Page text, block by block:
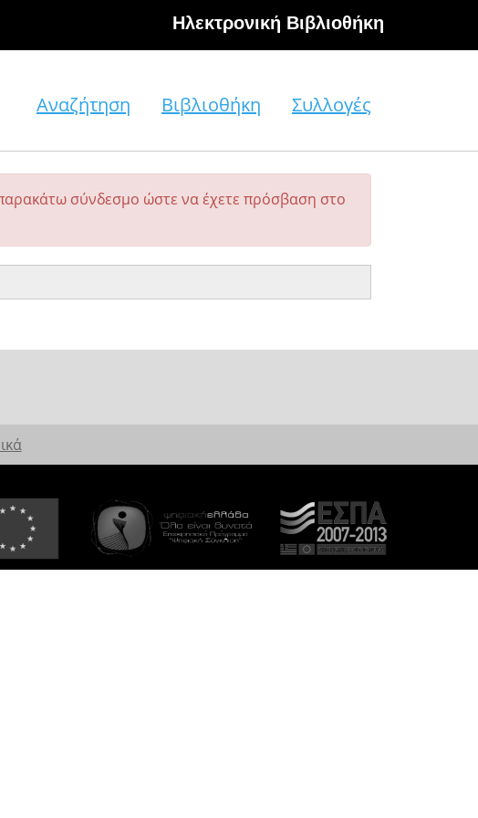
Hλεκτρονική Βιβλιοθήκη
Αναζήτηση Βιβλιοθήκη Συλλογές
σύνδεσμο ώστε να έχετε πρόσβαση στο